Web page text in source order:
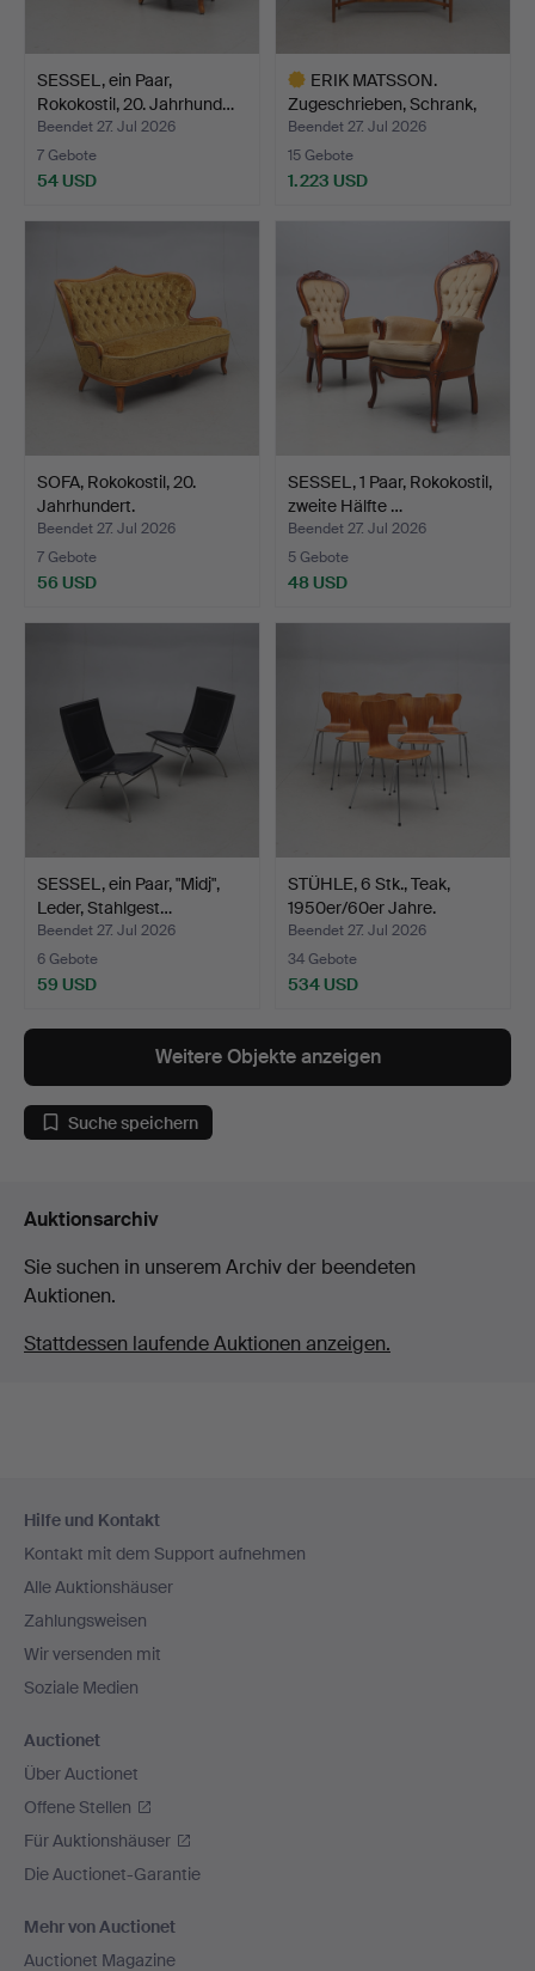
SESSEL, ein Paar,
Rokokostil, 20. Jahrhund…
Beendet 27. Jul 2026
7 Gebote
54 USD
ERIK MATSSON.
Zugeschrieben, Schrank,
Mjöl…
Beendet 27. Jul 2026
15 Gebote
1.223 USD
SOFA, Rokokostil, 20.
Jahrhundert.
Beendet 27. Jul 2026
7 Gebote
56 USD
SESSEL, 1 Paar, Rokokostil,
zweite Hälfte …
Beendet 27. Jul 2026
5 Gebote
48 USD
SESSEL, ein Paar, "Midj",
Leder, Stahlgest…
Beendet 27. Jul 2026
6 Gebote
59 USD
STÜHLE, 6 Stk., Teak,
1950er/60er Jahre.
Beendet 27. Jul 2026
34 Gebote
534 USD
Weitere Objekte anzeigen
Suche speichern
Auktionsarchiv
Sie suchen in unserem Archiv der beendeten
Auktionen.
Stattdessen laufende Auktionen anzeigen.
Navigation
Hilfe und Kontakt
Kontakt mit dem Support aufnehmen
Alle Auktionshäuser
Zahlungsweisen
Wir versenden mit
Soziale Medien
Auctionet
Über Auctionet
Offene Stellen
Für Auktionshäuser
Die Auctionet-Garantie
Mehr von Auctionet
Auctionet Magazine